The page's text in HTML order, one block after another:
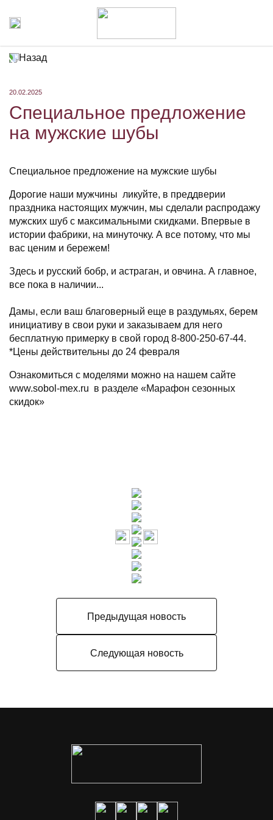
Назад
20.02.2025
Специальное предложение
на мужские шубы
Специальное предложение на мужские шубы
Дорогие наши мужчины ликуйте, в преддверии
праздника настоящих мужчин, мы сделали распродажу
мужских шуб с максимальными скидками. Впервые в
истории фабрики, на минуточку. А все потому, что мы
вас ценим и бережем!
Здесь и русский бобр, и астраган, и овчина. А главное,
все пока в наличии...
Дамы, если ваш благоверный еще в раздумьях, берем
инициативу в свои руки и заказываем для него
бесплатную примерку в свой город 8-800-250-67-44.
*Цены действительны до 24 февраля
Ознакомиться с моделями можно на нашем сайте
www.sobol-mex.ru в разделе «Марафон сезонных
скидок»
Предыдущая новость
Следующая новость